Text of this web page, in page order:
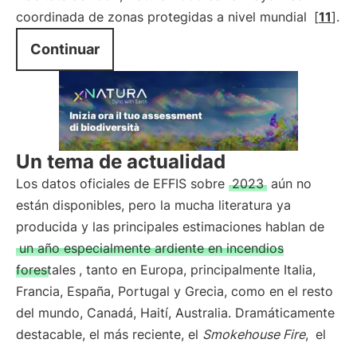
coordinada de zonas protegidas a nivel mundial [11].
Continuar
Un tema de actualidad
Los datos oficiales de EFFIS sobre 2023 aún no
están disponibles, pero la mucha literatura ya
producida y las principales estimaciones hablan de
un año especialmente ardiente en incendios
forestales , tanto en Europa, principalmente Italia,
Francia, España, Portugal y Grecia, como en el resto
del mundo, Canadá, Haití, Australia. Dramáticamente
destacable, el más reciente, el Smokehouse Fire, el